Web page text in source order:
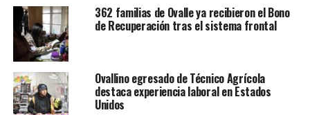
362 familias de Ovalle ya recibieron el Bono
de Recuperación tras el sistema frontal
Ovallino egresado de Técnico Agrícola
destaca experiencia laboral en Estados
Unidos